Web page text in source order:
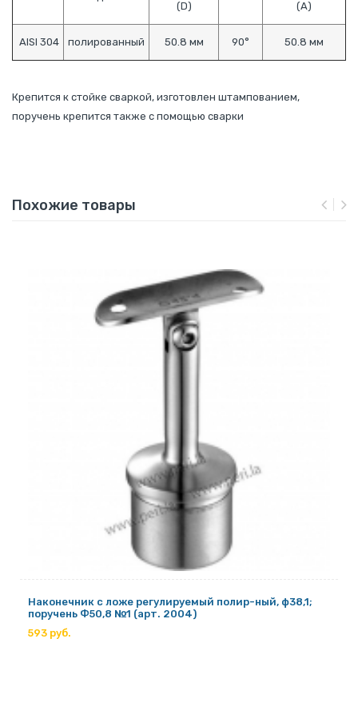
(D)
(А)
AISI 304 полированный 50.8 мм 90° 50.8 мм
Крепится к стойке сваркой, изготовлен штампованием,
поручень крепится также с помощью сварки
Похожие товары
Наконечник с ложе регулируемый полир-ный, ф38,1;
поручень Ф50,8 №1 (арт. 2004)
593 руб.